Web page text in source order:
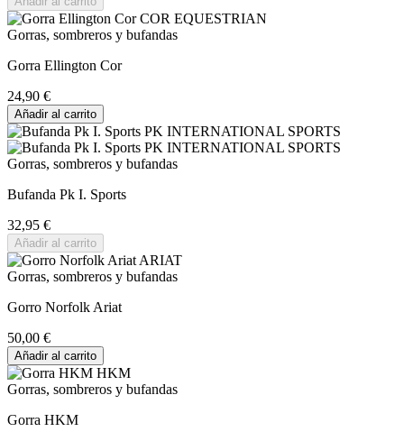
Gorras, sombreros y bufandas
Gorra Ellington Cor
24,90 €
Añadir al carrito
Gorras, sombreros y bufandas
Bufanda Pk I. Sports
32,95 €
Añadir al carrito
Gorras, sombreros y bufandas
Gorro Norfolk Ariat
50,00 €
Añadir al carrito
Gorras, sombreros y bufandas
Gorra HKM